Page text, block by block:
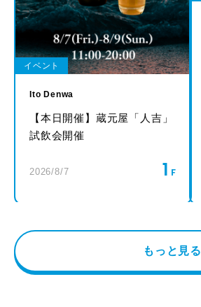
イベント
Ito Denwa
【本日開催】蔵元屋「人吉」
試飲会開催
2026/8/7 1
もっと見る